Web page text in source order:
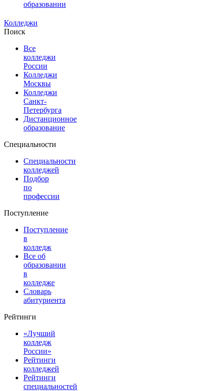
образовании
Колледжи
Поиск
Все
колледжи
России
Колледжи
Москвы
Колледжи
Санкт-
Петербурга
Дистанционное
образование
Специальности
Специальности
колледжей
Подбор
по
профессии
Поступление
Поступление
в
колледж
Все об
образовании
в
колледже
Словарь
абитуриента
Рейтинги
«Лучший
колледж
России»
Рейтинги
колледжей
Рейтинги
специальностей